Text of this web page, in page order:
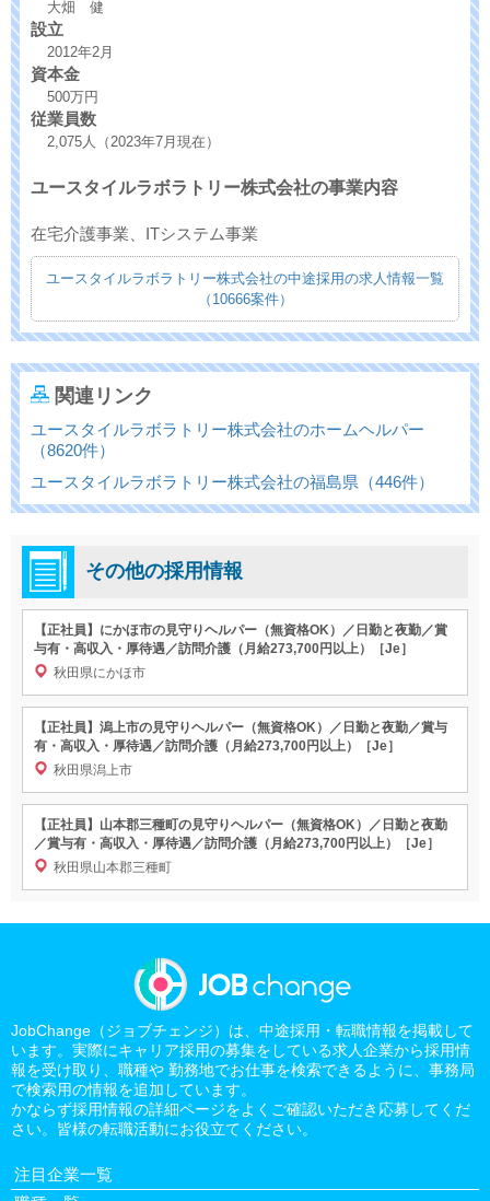
大畑 健
設立
2012年2月
資本金
500万円
従業員数
2,075人（2023年7月現在）
ユースタイルラボラトリー株式会社の事業内容
在宅介護事業、ITシステム事業
ユースタイルラボラトリー株式会社の中途採用の求人情報一覧
（10666案件）
関連リンク
ユースタイルラボラトリー株式会社のホームヘルパー
（8620件）
ユースタイルラボラトリー株式会社の福島県（446件）
その他の採用情報
【正社員】にかほ市の見守りヘルパー（無資格OK）／日勤と夜勤／賞
与有・高収入・厚待遇／訪問介護（月給273,700円以上）［Je］
秋田県にかほ市
【正社員】潟上市の見守りヘルパー（無資格OK）／日勤と夜勤／賞与
有・高収入・厚待遇／訪問介護（月給273,700円以上）［Je］
秋田県潟上市
【正社員】山本郡三種町の見守りヘルパー（無資格OK）／日勤と夜勤
／賞与有・高収入・厚待遇／訪問介護（月給273,700円以上）［Je］
秋田県山本郡三種町
JobChange（ジョブチェンジ）は、中途採用・転職情報を掲載して
います。実際にキャリア採用の募集をしている求人企業から採用情
報を受け取り、職種や 勤務地でお仕事を検索できるように、事務局
で検索用の情報を追加しています。
かならず採用情報の詳細ページをよくご確認いただき応募してくだ
さい。皆様の転職活動にお役立てください。
注目企業一覧